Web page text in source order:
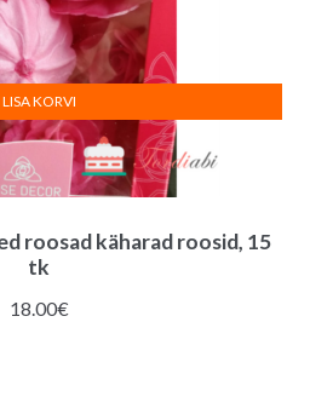
roosad käharad roosid, 15
tk
18.00€
LISA KORVI